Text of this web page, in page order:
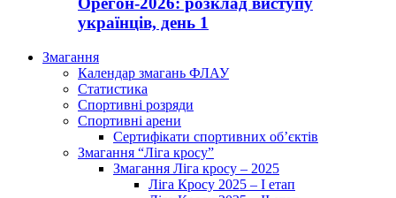
українців, день 1
Змагання
Календар змагань ФЛАУ
Статистика
Спортивні розряди
Спортивні арени
Сертифікати спортивних об’єктів
Змагання “Ліга кросу”
Змагання Ліга кросу – 2025
Ліга Кросу 2025 – I етап